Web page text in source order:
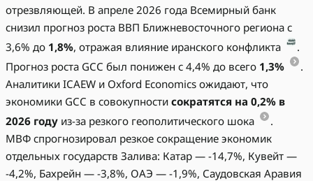
отрезвляющей. В апреле 2026 года Всемирный банк
снизил прогноз роста ВВП Ближневосточного региона с
3,6% до 1,8%, отражая влияние иранского конфликта
.
Прогноз роста GCC был понижен с 4,4% до всего 1,3%
.
Аналитики ICAEW и Oxford Economics ожидают, что
экономики GCC в совокупности сократятся на 0,2% в
2026 году из-за резкого геополитического шока
.
МВФ спрогнозировал резкое сокращение экономик
отдельных государств Залива: Катар — -14,7%, Кувейт —
-4,2%, Бахрейн — -3,8%, ОАЭ — -1,9%, Саудовская Аравия